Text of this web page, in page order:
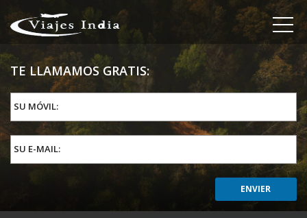
TE LLAMAMOS GRATIS:
SU MÓVIL:
SU E-MAIL: